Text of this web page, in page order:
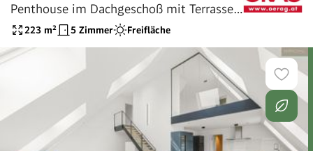
Penthouse im Dachgeschoß mit Terrassen
- Nähe Oper und Karlsplatz - zu kaufen in
1010 Wien
223 m² 5 Zimmer Freifläche